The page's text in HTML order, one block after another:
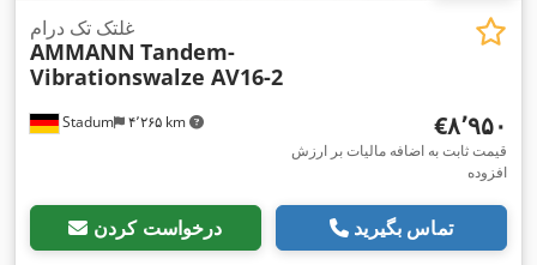
Stadum ۴٬۲۶۵ km
غلتک تک درام
AMMANN Tandem-
Vibrationswalze AV16-2
‎€۸٬۹۵۰
قیمت ثابت به اضافه مالیات بر ارزش
افزوده
درخواست کردن تماس بگیرید